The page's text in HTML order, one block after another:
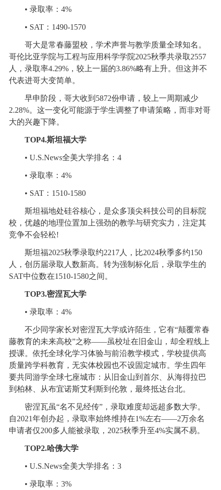
• 录取率：4%
• SAT：1490-1570
哥大是常春藤盟校，学术声誉与教学质量全球知名。
哥伦比亚学院与工程与应用科学学院2025秋季共录取2557
人，录取率4.29%，较上一届的3.86%略有上升。但这并不
代表进哥大变简单。
早申阶段，哥大收到5872份申请，较上一周期减少
2.28%。这一变化可能源于学生调整了申请策略，而非对哥
大的兴趣下降。
TOP4.斯坦福大学
• U.S.News全美大学排名：4
• 录取率：4%
• SAT：1510-1580
斯坦福地处硅谷核心，是众多顶尖科技公司的目标院
校，优越的地理位置加上强劲的教学与研究实力，注定其
竞争不会轻松!
斯坦福2025秋季录取约2217人，比2024秋季多约150
人，创历届录取人数新高。转为强制标化后，录取学生的
SAT中位数在1510-1580之间。
TOP3.密涅瓦大学
• 录取率：4%
不少同学家长对密涅瓦大学或许陌生，它有“颠覆常春
藤教育的未来高校”之称——虽校址在旧金山，却全程线上
授课。依托全球化学习体验与前沿教学模式，学校提供高
质量跨学科教育，无实体校园也不设固定城市。学生四年
要共同游学全球七座城市：从旧金山到首尔、从海得拉巴
到柏林、从布宜诺斯艾利斯到伦敦，最终抵达台北。
密涅瓦虽“名不见经传”，录取难度却远超多数大学。
自2021年创办起，录取率始终维持在1%左右——2万余名
申请者仅200多人能被录取，2025秋季升至4%实属不易。
TOP2.哈佛大学
• U.S.News全美大学排名：3
• 录取率：3%